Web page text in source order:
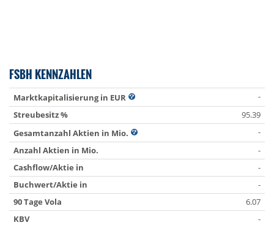
FSBH KENNZAHLEN
Marktkapitalisierung in EUR
-
Streubesitz %
95.39
Gesamtanzahl Aktien in Mio.
-
Anzahl Aktien in Mio.
-
Cashflow/Aktie in
-
Buchwert/Aktie in
-
90 Tage Vola
6.07
KBV
-